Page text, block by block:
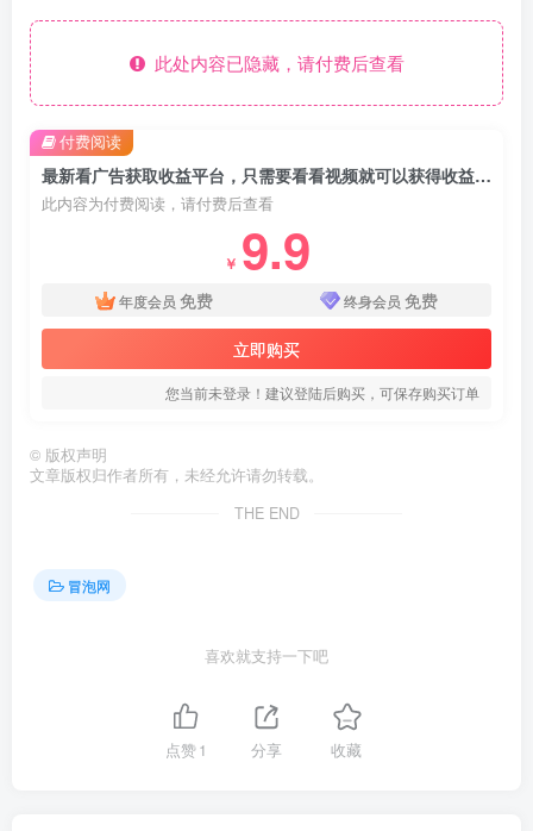
此处内容已隐藏，请付费后查看
最新看广告获取收益平台，只需要看看视频就可以获得收益，账号一天收益100+
此内容为付费阅读，请付费后查看
￥ 9.9
年度会员 免费 终身会员 免费
立即购买
您当前未登录！建议登陆后购买，可保存购买订单
付费阅读
© 版权声明
文章版权归作者所有，未经允许请勿转载。
THE END
冒泡网
喜欢就支持一下吧
点赞1 分享 收藏